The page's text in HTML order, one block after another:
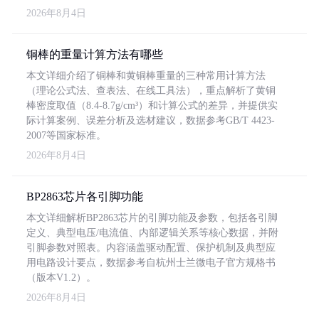
2026年8月4日
铜棒的重量计算方法有哪些
本文详细介绍了铜棒和黄铜棒重量的三种常用计算方法
（理论公式法、查表法、在线工具法），重点解析了黄铜
棒密度取值（8.4-8.7g/cm³）和计算公式的差异，并提供实
际计算案例、误差分析及选材建议，数据参考GB/T 4423-
2007等国家标准。
2026年8月4日
BP2863芯片各引脚功能
本文详细解析BP2863芯片的引脚功能及参数，包括各引脚
定义、典型电压/电流值、内部逻辑关系等核心数据，并附
引脚参数对照表。内容涵盖驱动配置、保护机制及典型应
用电路设计要点，数据参考自杭州士兰微电子官方规格书
（版本V1.2）。
2026年8月4日